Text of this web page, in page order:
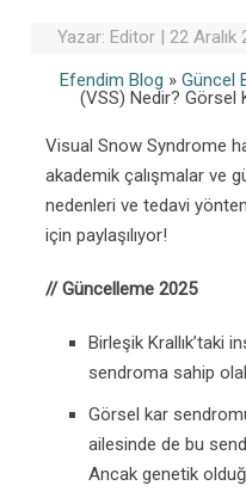
Yazar: Editor | 22
Efendim Blog » Güncel
(VSS) Nedir? Görsel
Visual Snow Syndrome
akademik çalışmalar ve
nedenleri ve tedavi
için paylaşılıyor!
// Güncelleme 2025
Birleşik Krallık’taki
sendroma sahip
Görsel kar
ailesinde de bu
Ancak genetik